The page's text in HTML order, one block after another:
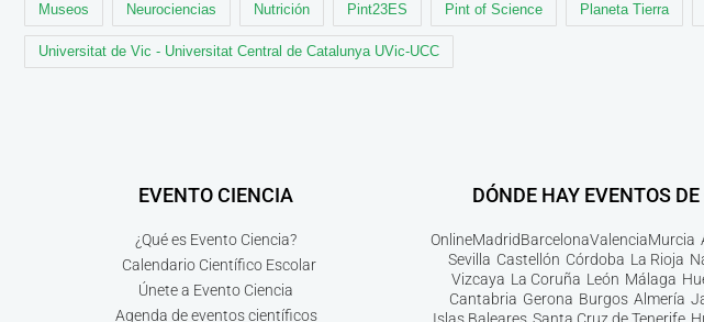
Museos Neurociencias Nutrición Pint23ES Pint of Science Planeta Tierra
Universitat de Vic - Universitat Central de Catalunya UVic-UCC
EVENTO CIENCIA
¿Qué es Evento Ciencia?
Calendario Científico Escolar
Únete a Evento Ciencia
Agenda de eventos científicos
DÓNDE HAY EVENTOS
OnlineMadridBarcelonaValenciaMurcia
Sevilla Castellón Córdoba La Rioja
Vizcaya La Coruña León Málaga
Cantabria Gerona Burgos Almería